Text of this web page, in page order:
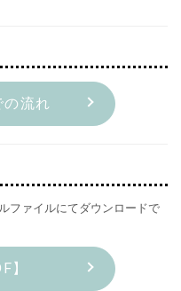
流れ
ファイルにてダウンロードで
】